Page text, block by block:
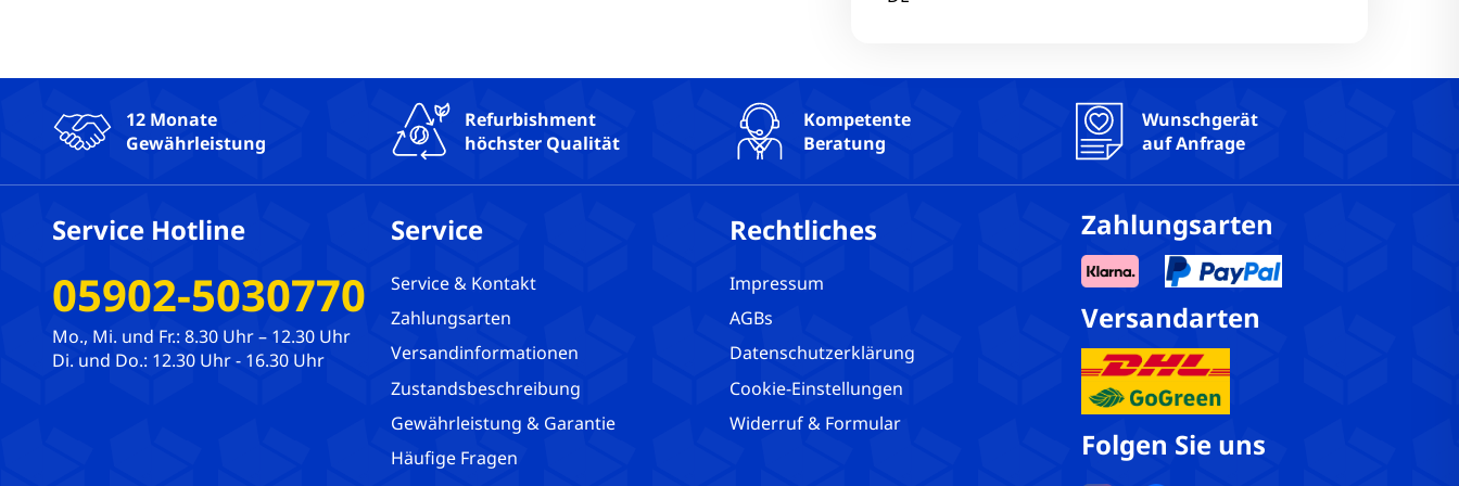
USB-C: 2
USB3: 2
WLAN: Ja
12 Monate
Gewährleistung
Refurbishment
höchster Qualität
Kompetente
Beratung
Wunschgerät
auf Anfrage
Service Hotline
05902-5030770
Mo., Mi. und Fr.: 8.30 Uhr – 12.30 Uhr
Di. und Do.: 12.30 Uhr - 16.30 Uhr
Service
Service & Kontakt
Zahlungsarten
Versandinformationen
Zustandsbeschreibung
Gewährleistung & Garantie
Häufige Fragen
Rechtliches
Impressum
AGBs
Datenschutzerklärung
Cookie-Einstellungen
Widerruf & Formular
Zahlungsarten
Versandarten
Folgen Sie uns